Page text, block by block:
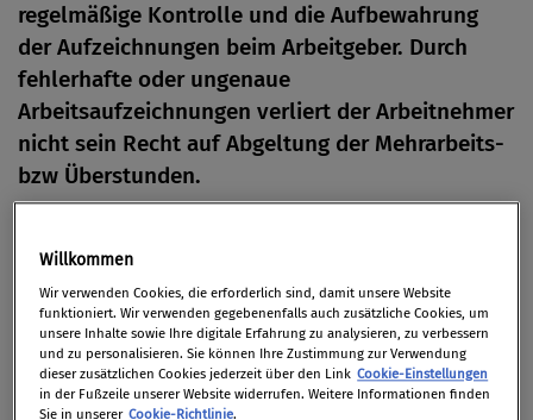
regelmäßige Kontrolle und die Aufbewahrung
der Aufzeichnungen beim Arbeitgeber. Durch
fehlerhafte oder ungenaue
Arbeitsaufzeichnungen verliert der Arbeitnehmer
nicht sein Recht auf Abgeltung der Mehrarbeits-
bzw Überstunden.
05. September 2013
Der beklagte Arbeitgeber suchte per Inserat eine
Mitarbeiterin, die er in der Klägerin fand. In der
Willkommen
Wir verwenden Cookies, die erforderlich sind, damit unsere Website
funktioniert. Wir verwenden gegebenenfalls auch zusätzliche Cookies, um
unsere Inhalte sowie Ihre digitale Erfahrung zu analysieren, zu verbessern
und zu personalisieren. Sie können Ihre Zustimmung zur Verwendung
dieser zusätzlichen Cookies jederzeit über den Link Cookie-Einstellungen
in der Fußzeile unserer Website widerrufen. Weitere Informationen finden
Sie in unserer Cookie-Richtlinie.